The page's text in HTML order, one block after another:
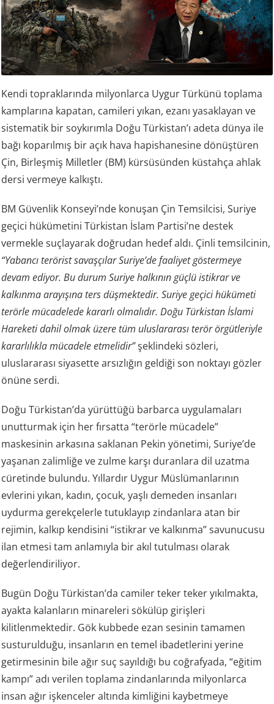
Kendi topraklarında milyonlarca Uygur Türkünü toplama
kamplarına kapatan, camileri yıkan, ezanı yasaklayan ve
sistematik bir soykırımla Doğu Türkistan’ı adeta dünya ile
bağı koparılmış bir açık hava hapishanesine dönüştüren
Çin, Birleşmiş Milletler (BM) kürsüsünden küstahça ahlak
dersi vermeye kalkıştı.
BM Güvenlik Konseyi’nde konuşan Çin Temsilcisi, Suriye
geçici hükümetini Türkistan İslam Partisi’ne destek
vermekle suçlayarak doğrudan hedef aldı. Çinli temsilcinin,
“Yabancı terörist savaşçılar Suriye’de faaliyet göstermeye
devam ediyor. Bu durum Suriye halkının güçlü istikrar ve
kalkınma arayışına ters düşmektedir. Suriye geçici hükümeti
terörle mücadelede kararlı olmalıdır. Doğu Türkistan İslami
Hareketi dahil olmak üzere tüm uluslararası terör örgütleriyle
kararlılıkla mücadele etmelidir”şeklindeki sözleri,
uluslararası siyasette arsızlığın geldiği son noktayı gözler
önüne serdi.
Doğu Türkistan’da yürüttüğü barbarca uygulamaları
unutturmak için her fırsatta “terörle mücadele”
maskesinin arkasına saklanan Pekin yönetimi, Suriye’de
yaşanan zalimliğe ve zulme karşı duranlara dil uzatma
cüretinde bulundu. Yıllardır Uygur Müslümanlarının
evlerini yıkan, kadın, çocuk, yaşlı demeden insanları
uydurma gerekçelerle tutuklayıp zindanlara atan bir
rejimin, kalkıp kendisini “istikrar ve kalkınma” savunucusu
ilan etmesi tam anlamıyla bir akıl tutulması olarak
değerlendiriliyor.
Bugün Doğu Türkistan’da camiler teker teker yıkılmakta,
ayakta kalanların minareleri sökülüp girişleri
kilitlenmektedir. Gök kubbede ezan sesinin tamamen
susturulduğu, insanların en temel ibadetlerini yerine
getirmesinin bile ağır suç sayıldığı bu coğrafyada, “eğitim
kampı” adı verilen toplama zindanlarında milyonlarca
insan ağır işkenceler altında kimliğini kaybetmeye